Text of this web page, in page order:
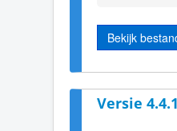
Bekijk
Versie